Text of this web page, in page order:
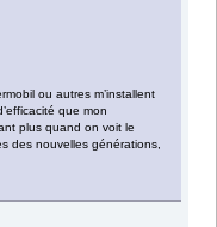
ou autres m’installent
que mon
plus quand on voit le
des nouvelles générations,